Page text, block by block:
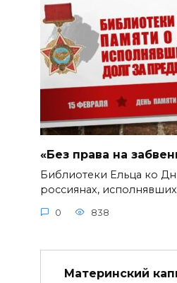
«Без права на
Библиотеки Ельца ко
россиянах, исполнявших
0 838
Материнский